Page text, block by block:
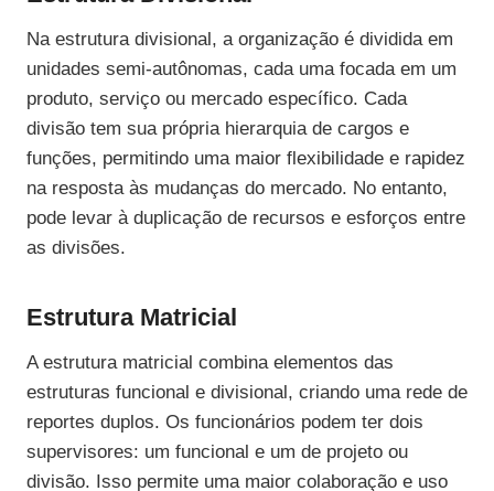
Na estrutura divisional, a organização é dividida em
unidades semi-autônomas, cada uma focada em um
produto, serviço ou mercado específico. Cada
divisão tem sua própria hierarquia de cargos e
funções, permitindo uma maior flexibilidade e rapidez
na resposta às mudanças do mercado. No entanto,
pode levar à duplicação de recursos e esforços entre
as divisões.
Estrutura Matricial
A estrutura matricial combina elementos das
estruturas funcional e divisional, criando uma rede de
reportes duplos. Os funcionários podem ter dois
supervisores: um funcional e um de projeto ou
divisão. Isso permite uma maior colaboração e uso